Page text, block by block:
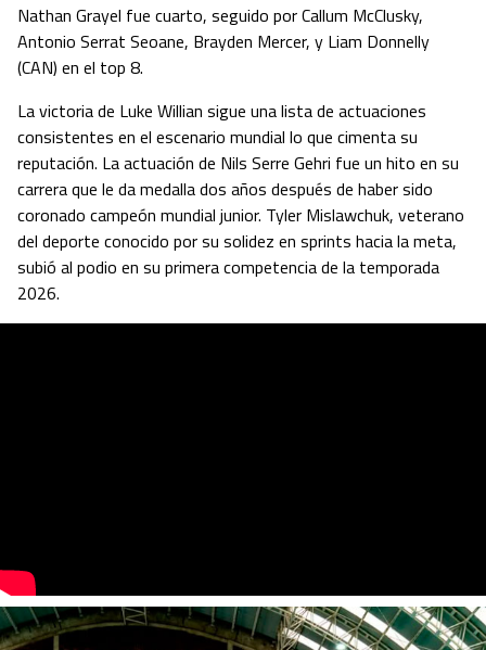
Nathan Grayel fue cuarto, seguido por Callum McClusky,
Antonio Serrat Seoane, Brayden Mercer, y Liam Donnelly
(CAN) en el top 8.
La victoria de Luke Willian sigue una lista de actuaciones
consistentes en el escenario mundial lo que cimenta su
reputación. La actuación de Nils Serre Gehri fue un hito en su
carrera que le da medalla dos años después de haber sido
coronado campeón mundial junior. Tyler Mislawchuk, veterano
del deporte conocido por su solidez en sprints hacia la meta,
subió al podio en su primera competencia de la temporada
2026.